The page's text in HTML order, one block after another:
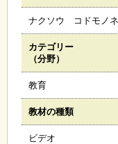
ト
設
約
ナクソウ コドモノ
カテゴリー
（分野）
教育
教材の種類
ビデオ